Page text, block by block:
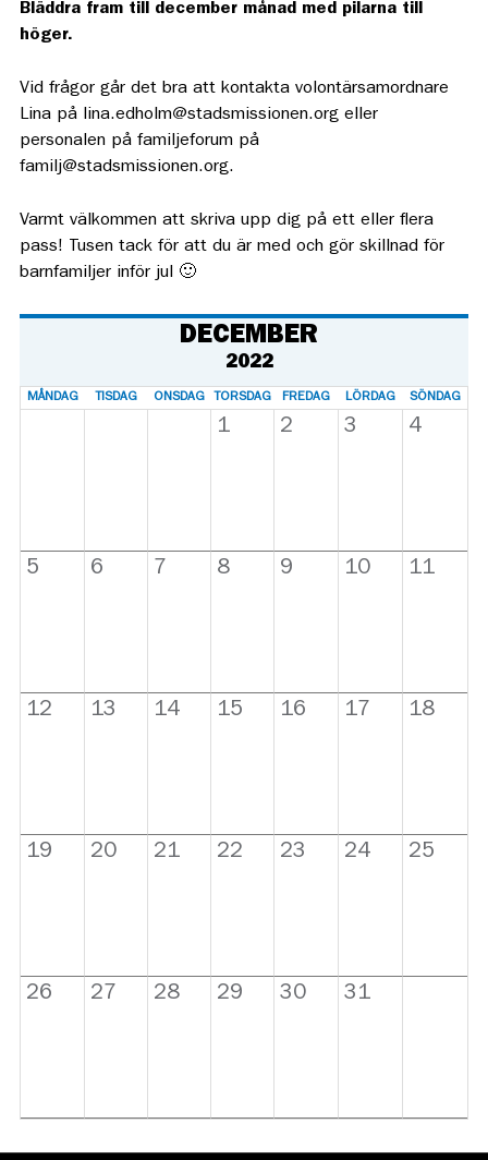
Bläddra fram till december månad med pilarna till
höger.
Vid frågor går det bra att kontakta volontärsamordnare
Lina på lina.edholm@stadsmissionen.org eller
personalen på familjeforum på
familj@stadsmissionen.org.
Varmt välkommen att skriva upp dig på ett eller flera
pass! Tusen tack för att du är med och gör skillnad för
barnfamiljer inför jul 🙂
DECEMBER
2022
MÅNDAG TISDAG ONSDAG TORSDAG FREDAG LÖRDAG SÖNDAG
1 2 3 4
5 6 7 8 9 10 11
12 13 14 15 16 17 18
19 20 21 22 23 24 25
26 27 28 29 30 31